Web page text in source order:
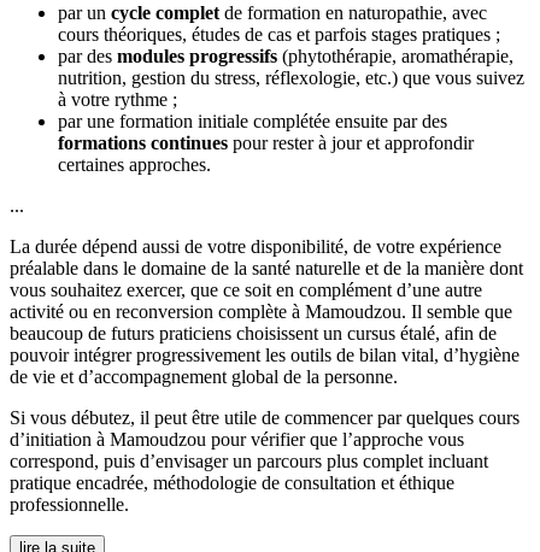
par un cycle complet de formation en naturopathie, avec
cours théoriques, études de cas et parfois stages pratiques ;
par des modules progressifs (phytothérapie, aromathérapie,
nutrition, gestion du stress, réflexologie, etc.) que vous suivez
à votre rythme ;
par une formation initiale complétée ensuite par des
formations continues pour rester à jour et approfondir
certaines approches.
...
La durée dépend aussi de votre disponibilité, de votre expérience
préalable dans le domaine de la santé naturelle et de la manière dont
vous souhaitez exercer, que ce soit en complément d’une autre
activité ou en reconversion complète à Mamoudzou. Il semble que
beaucoup de futurs praticiens choisissent un cursus étalé, afin de
pouvoir intégrer progressivement les outils de bilan vital, d’hygiène
de vie et d’accompagnement global de la personne.
Si vous débutez, il peut être utile de commencer par quelques cours
d’initiation à Mamoudzou pour vérifier que l’approche vous
correspond, puis d’envisager un parcours plus complet incluant
pratique encadrée, méthodologie de consultation et éthique
professionnelle.
lire la suite